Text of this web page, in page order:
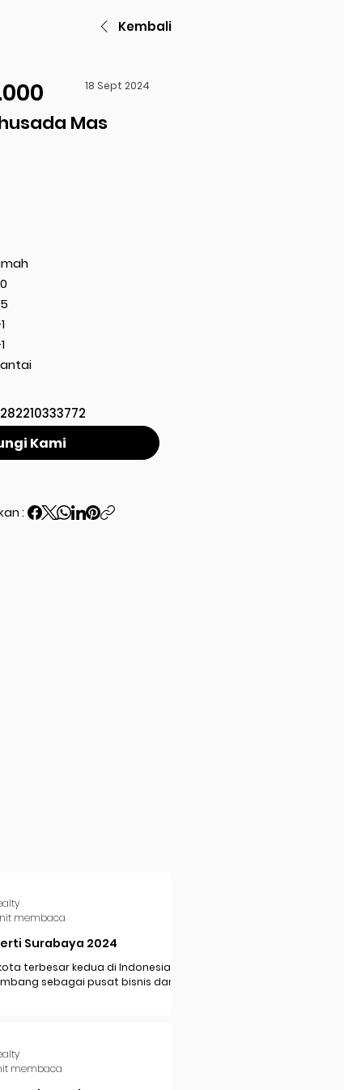
Kembali
18 Sept 2024
Mas
Kami
:
Surabaya 2024
terbesar kedua di Indonesia,
sebagai pusat bisnis dan
membaca
membaca